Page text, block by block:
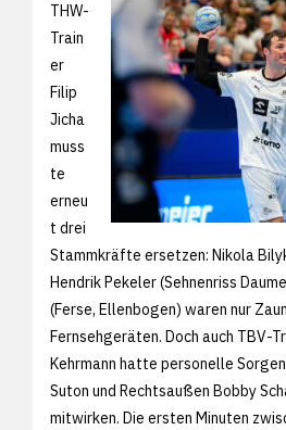
THW-
Train
er
Filip
Jicha
muss
te
erneu
t drei
Stammkräfte ersetzen: Nikola
Hendrik Pekeler (Sehnenriss
(Ferse, Ellenbogen) waren nur
Fernsehgeräten. Doch auch TBV-
Kehrmann hatte personelle
Suton und Rechtsaußen Bobby
mitwirken. Die ersten Minuten